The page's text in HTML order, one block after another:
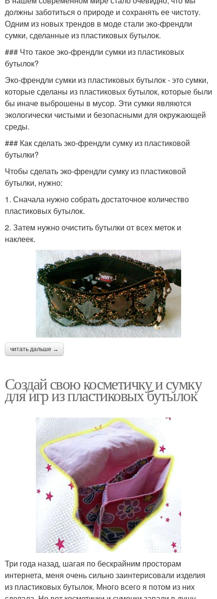
должны заботиться о природе и сохранять ее чистоту.
Одним из новых трендов в моде стали эко-френдли
сумки, сделанные из пластиковых бутылок.
### Что такое эко-френдли сумки из пластиковых
бутылок?
Эко-френдли сумки из пластиковых бутылок - это сумки,
которые сделаны из пластиковых бутылок, которые были
бы иначе выброшены в мусор. Эти сумки являются
экологически чистыми и безопасными для окружающей
среды.
### Как сделать эко-френдли сумку из пластиковой
бутылки?
Чтобы сделать эко-френдли сумку из пластиковой
бутылки, нужно:
1. Сначала нужно собрать достаточное количество
пластиковых бутылок.
2. Затем нужно очистить бутылки от всех меток и
наклеек.
читать дальше →
Создай свою косметичку и сумку
для игр из пластиковых бутылок
Три года назад, шагая по бескрайним просторам
интернета, меня очень сильно заинтерисовали изделия
из пластиковых бутылок. Много всего я потом из них